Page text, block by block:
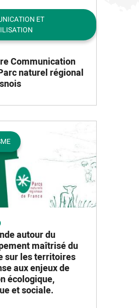
ET
Communication
naturel régional
autour du
maîtrisé du
sur les territoires
aux enjeux de
écologique,
et sociale.